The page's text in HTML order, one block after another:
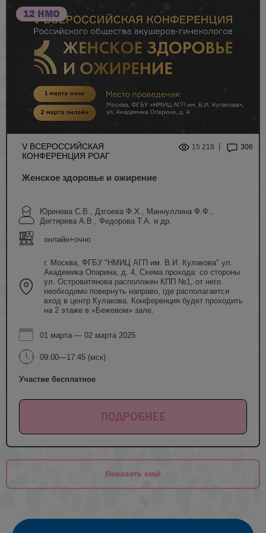
12 НМО
V ВСЕРОССИЙСКАЯ
КОНФЕРЕНЦИЯ РОАГ
15 218 306
Женское здоровье и ожирение
Юренева С.В., Дзгоева Ф.Х., Миннуллина Ф.Ф.,
Дегтярева А.В., Федорова Т.А. и др.
онлайн+очно
г. Москва, ФГБУ "НМИЦ АГП им. В.И. Кулакова" ул.
Академика Опарина, д. 4, Схема прохода: со стороны
ул. Островитянова расположен КПП №1, от него
необходимо повернуть направо, где располагается
вход в центр Кулакова. Конференция будет проходить
на 2 этаже в «Бежевом» зале.
01 марта — 02 марта 2025
09:00—17:45 (мск)
Участие бесплатное
ПОДРОБНЕЕ
Показать ещё